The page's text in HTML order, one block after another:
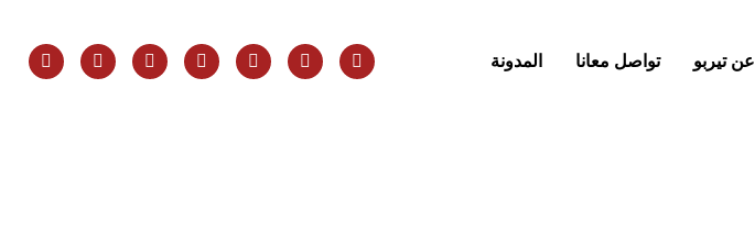
عن تيربو تواصل معانا المدونة